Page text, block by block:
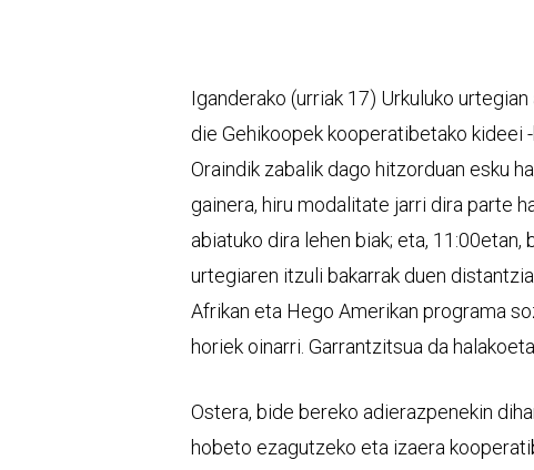
Iganderako (urriak 17) Urkuluko
die Gehikoopek kooperatibetako kideei
Oraindik zabalik dago hitzorduan esku
gainera, hiru modalitate jarri dira parte
abiatuko dira lehen biak; eta,
urtegiaren itzuli bakarrak duen
Afrikan eta Hego Amerikan programa
horiek oinarri. Garrantzitsua da
Ostera, bide bereko adierazpenekin
hobeto ezagutzeko eta izaera